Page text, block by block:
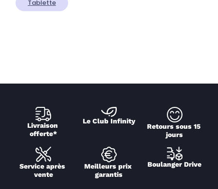
Tablette
Livraison
offerte*
Le Club Infinity
Retours sous 15
jours
Service après
vente
Meilleurs prix
garantis
Boulanger Drive